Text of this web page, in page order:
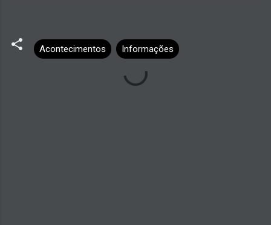
Acontecimentos Informações